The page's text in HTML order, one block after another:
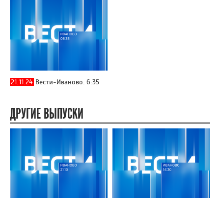
21.11.24 Вести-Иваново. 6:35
ДРУГИЕ ВЫПУСКИ